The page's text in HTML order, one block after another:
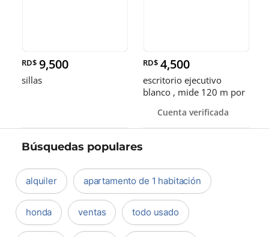
RD$ 9,500
sillas
RD$ 4,500
escritorio ejecutivo
blanco , mide 120 m por
Cuenta verificada
Búsquedas populares
alquiler apartamento de 1 habitación
honda ventas todo usado